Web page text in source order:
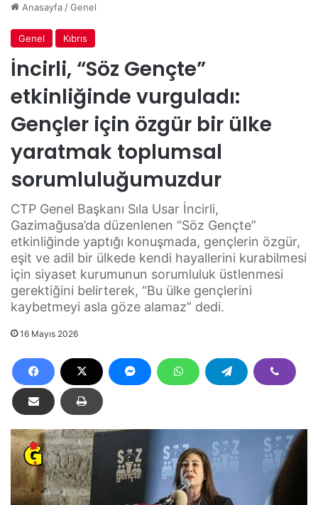
Anasayfa /Genel
Genel Kıbrıs
İncirli, “Söz Gençte”
etkinliğinde vurguladı:
Gençler için özgür bir ülke
yaratmak toplumsal
sorumluluğumuzdur
CTP Genel Başkanı Sıla Usar İncirli,
Gazimağusa’da düzenlenen “Söz Gençte”
etkinliğinde yaptığı konuşmada, gençlerin özgür,
eşit ve adil bir ülkede kendi hayallerini kurabilmesi
için siyaset kurumunun sorumluluk üstlenmesi
gerektiğini belirterek, “Bu ülke gençlerini
kaybetmeyi asla göze alamaz” dedi.
16 Mayıs 2026